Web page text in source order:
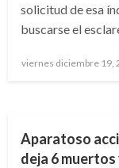
solicitud de esa
buscarse el
Publicado
viernes diciembre 19,
Aparatoso
deja 6